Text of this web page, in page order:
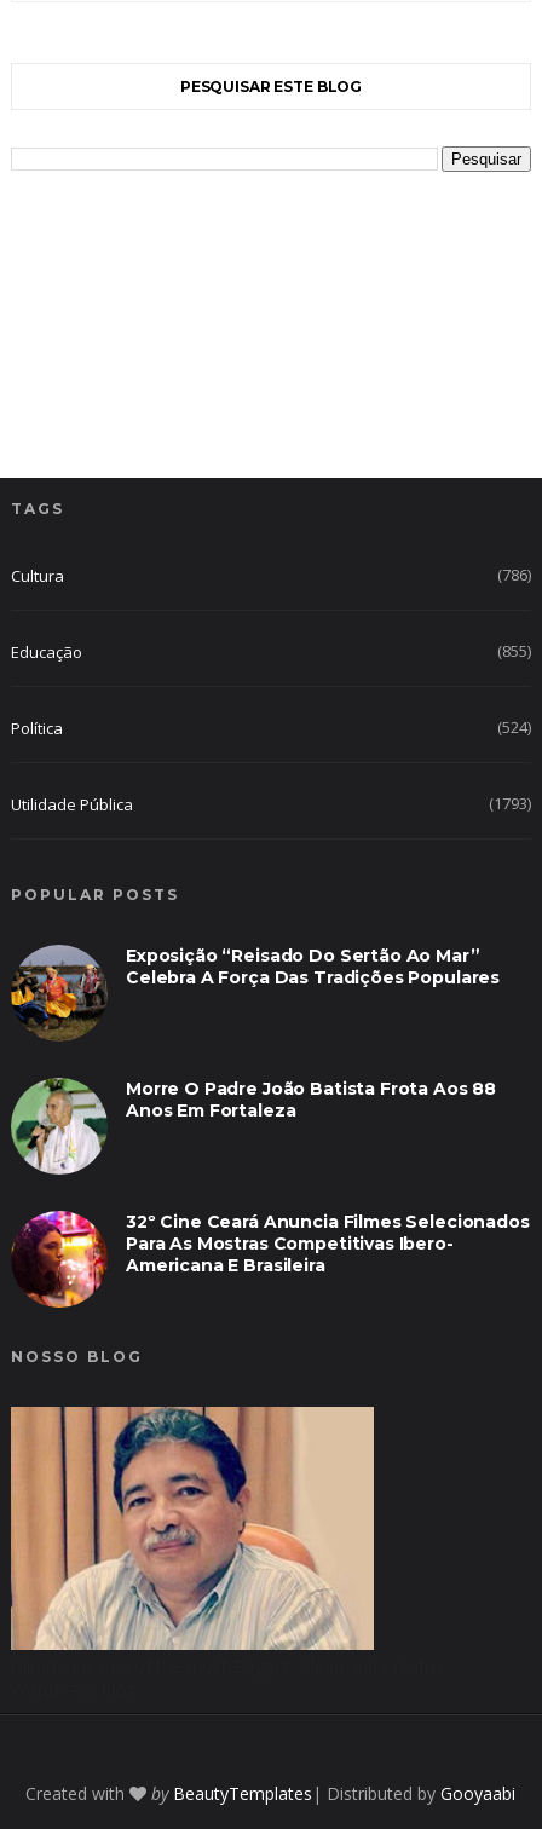
PESQUISAR ESTE BLOG
TAGS
Cultura (786)
Educação (855)
Política (524)
Utilidade Pública (1793)
POPULAR POSTS
Exposição “Reisado Do Sertão Ao Mar”
Celebra A Força Das Tradições Populares
Morre O Padre João Batista Frota Aos 88
Anos Em Fortaleza
32º Cine Ceará Anuncia Filmes Selecionados
Para As Mostras Competitivas Ibero-
Americana E Brasileira
NOSSO BLOG
Created with by BeautyTemplates | Distributed byGooyaabi